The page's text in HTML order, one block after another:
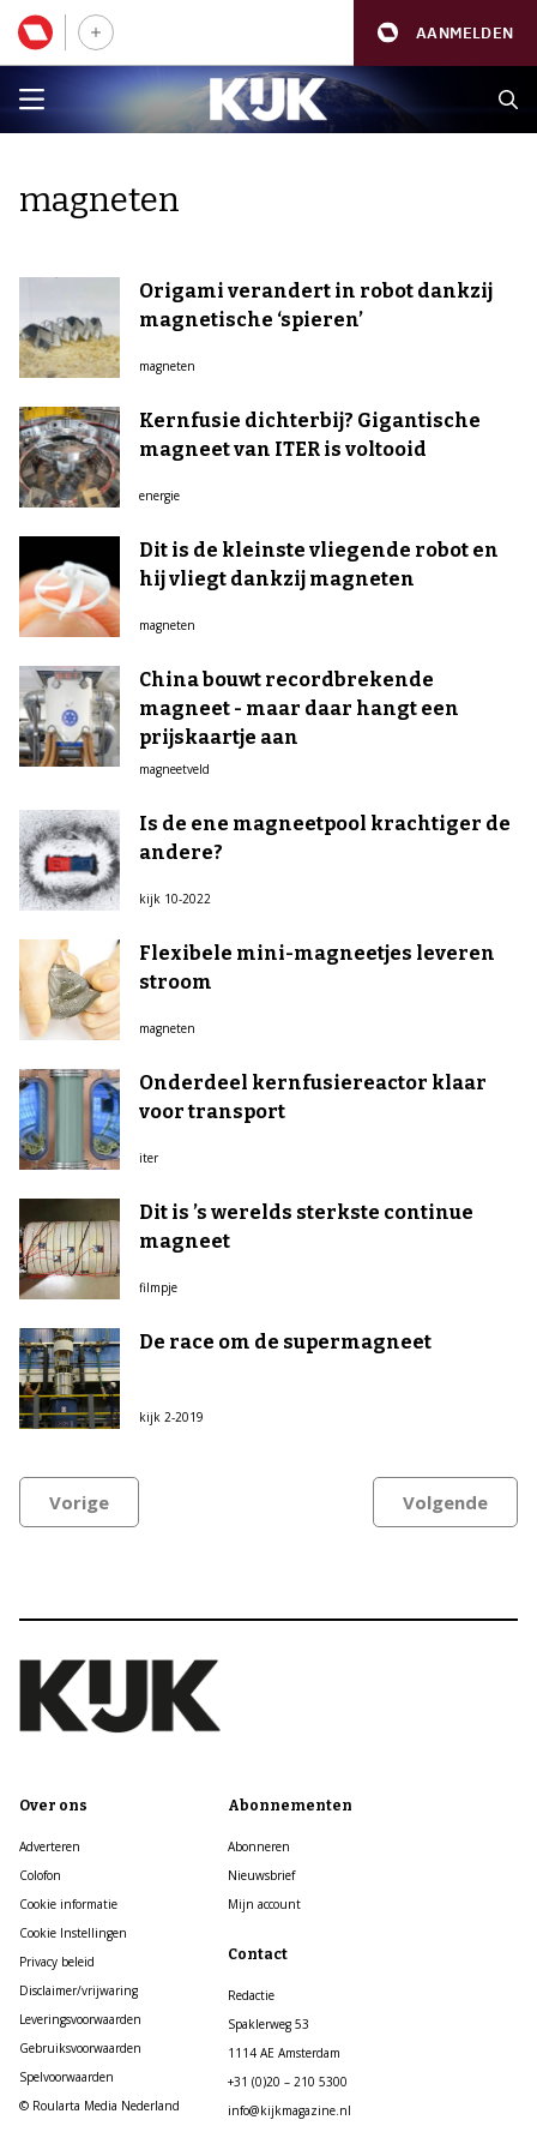
AANMELDEN
magneten
Origami verandert in robot dankzij
magnetische ‘spieren’
magneten
Kernfusie dichterbij? Gigantische
magneet van ITER is voltooid
energie
Dit is de kleinste vliegende robot en
hij vliegt dankzij magneten
magneten
China bouwt recordbrekende
magneet - maar daar hangt een
prijskaartje aan
magneetveld
Is de ene magneetpool krachtiger de
andere?
kijk 10-2022
Flexibele mini-magneetjes leveren
stroom
magneten
Onderdeel kernfusiereactor klaar
voor transport
iter
Dit is ’s werelds sterkste continue
magneet
filmpje
De race om de supermagneet
kijk 2-2019
Vorige Volgende
Over ons
Adverteren
Colofon
Cookie informatie
Cookie Instellingen
Privacy beleid
Disclaimer/vrijwaring
Leveringsvoorwaarden
Gebruiksvoorwaarden
Spelvoorwaarden
© Roularta Media Nederland
Abonnementen
Abonneren
Nieuwsbrief
Mijn account
Contact
Redactie
Spaklerweg 53
1114 AE Amsterdam
+31 (0)20 – 210 5300
info@kijkmagazine.nl